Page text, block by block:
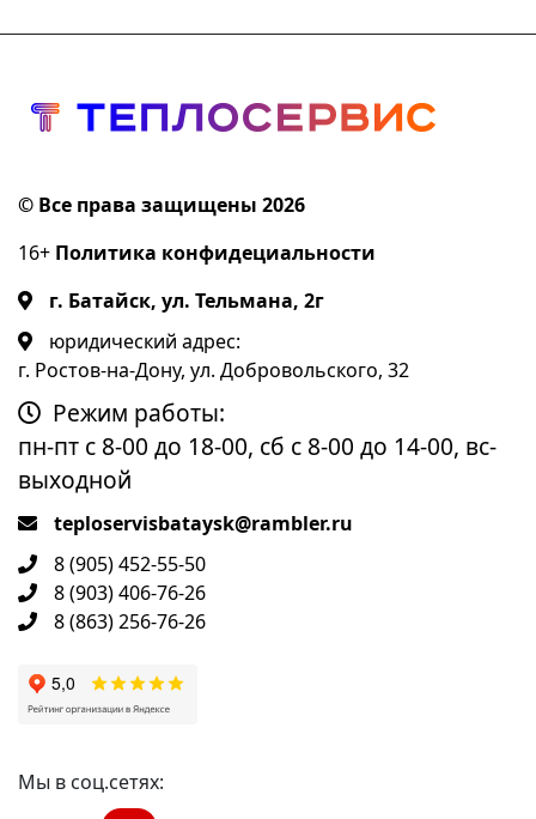
© Все права защищены 2026
16+ Политика конфидециальности
г. Батайск, ул. Тельмана, 2г
юридический адрес:
г. Ростов-на-Дону, ул. Добровольского, 32
Режим работы:
пн-пт с 8-00 до 18-00, сб с 8-00 до 14-00, вс-
выходной
teploservisbataysk@rambler.ru
8 (905) 452-55-50
8 (903) 406-76-26
8 (863) 256-76-26
Мы в соц.сетях: